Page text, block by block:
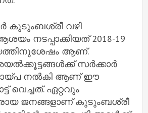
കുടുംബശ്രീ വഴി
നടപ്പാക്കിയത് 2018-19
ആണ്.
സർക്കാർ
നൽകി ആണ് ഈ
വെച്ചത്. ഏറ്റവും
ജനങ്ങളാണ് കുടുംബശ്രീ